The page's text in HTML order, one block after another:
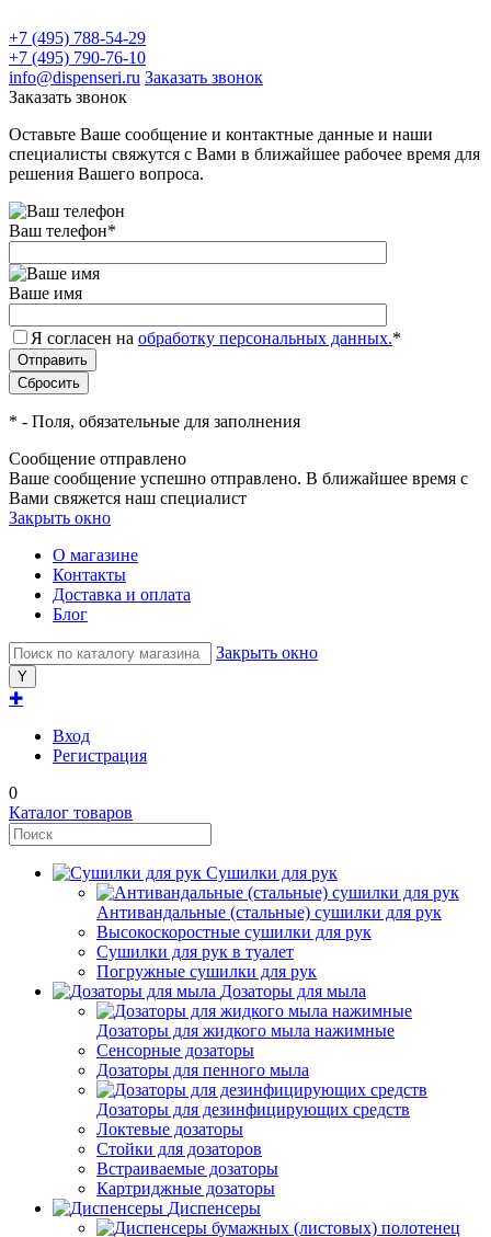
+7 (495) 788-54-29
+7 (495) 790-76-10
info@dispenseri.ru Заказать звонок
Заказать звонок
Оставьте Ваше сообщение и контактные данные и наши
специалисты свяжутся с Вами в ближайшее рабочее время для
решения Вашего вопроса.
Ваш телефон*
Ваше имя
Я согласен на обработку персональных данных.*
* - Поля, обязательные для заполнения
Сообщение отправлено
Ваше сообщение успешно отправлено. В ближайшее время с
Вами свяжется наш специалист
Закрыть окно
О магазине
Контакты
Доставка и оплата
Блог
Закрыть окно
✚
Вход
Регистрация
0
Каталог товаров
Сушилки для рук
Антивандальные (стальные) сушилки для рук
Высокоскоростные сушилки для рук
Сушилки для рук в туалет
Погружные сушилки для рук
Дозаторы для мыла
Дозаторы для жидкого мыла нажимные
Сенсорные дозаторы
Дозаторы для пенного мыла
Дозаторы для дезинфицирующих средств
Локтевые дозаторы
Стойки для дозаторов
Встраиваемые дозаторы
Картриджные дозаторы
Диспенсеры